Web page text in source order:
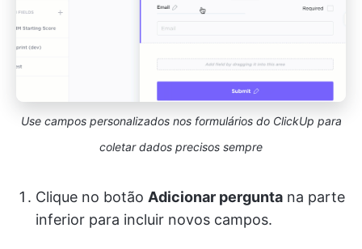
Use campos personalizados nos formulários do ClickUp para
coletar dados precisos sempre
Clique no botão Adicionar pergunta na parte
inferior para incluir novos campos.